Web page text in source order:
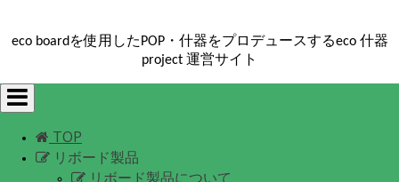
eco boardを使用したPOP・什器をプロデュースするeco 什器
project 運営サイト
Toggle
navigation
TOP
リボード製品
リボード製品について